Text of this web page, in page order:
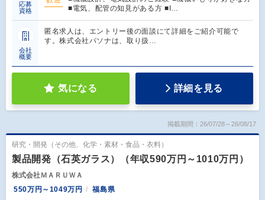
応募
資格
■電気、配管の知見がある方 ■I…
会社
概要
匿名求人は、エントリー後の面談にて詳細をご紹介可能で
す。株式会社パソナは、取り扱…
気になる 詳細を見る
掲載期間：26/07/28～26/08/17
研究・開発（その他、化学・素材・食品・衣料）
製品開発（石英ガラス）（年収590万円～1010万円）
株式会社ＭＡＲＵＷＡ
550万円～1049万円
福島県